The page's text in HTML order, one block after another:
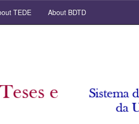
TEDE About BDTD